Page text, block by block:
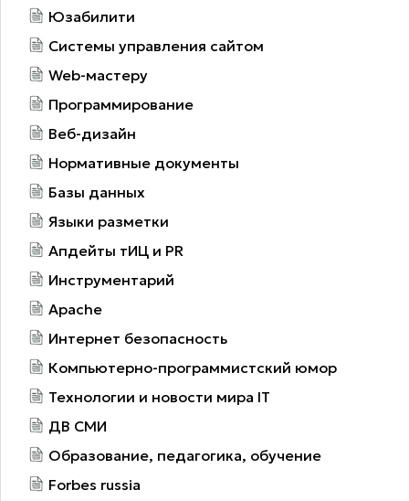
Юзабилити
Системы управления сайтом
Web-мастеру
Программирование
Веб-дизайн
Нормативные документы
Базы данных
Языки разметки
Апдейты тИЦ и PR
Инструментарий
Apache
Интернет безопасность
Компьютерно-программистский юмор
Технологии и новости мира IT
ДВ СМИ
Образование, педагогика, обучение
Forbes russia